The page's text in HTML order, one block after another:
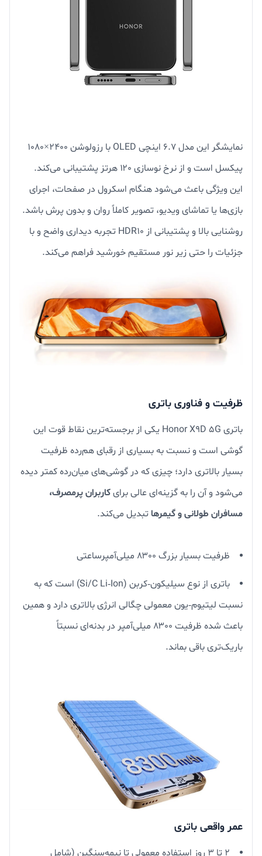
نمایشگر این مدل ۶.۷ اینچی OLED با رزولوشن ۲۴۰۰×۱۰۸۰
پیکسل است و از نرخ نوسازی ۱۲۰ هرتز پشتیبانی می‌کند.
این ویژگی باعث می‌شود هنگام اسکرول در صفحات، اجرای
بازی‌ها یا تماشای ویدیو، تصویر کاملاً روان و بدون پرش باشد.
روشنایی بالا و پشتیبانی از HDR10 تجربه دیداری واضح و با
جزئیات را حتی زیر نور مستقیم خورشید فراهم می‌کند.
ظرفیت و فناوری باتری
باتری Honor X9D 5G یکی از برجسته‌ترین نقاط قوت این
گوشی است و نسبت به بسیاری از رقبای هم‌رده ظرفیت
بسیار بالاتری دارد؛ چیزی که در گوشی‌های میان‌رده کمتر دیده
می‌شود و آن را به گزینه‌ای عالی برایکاربران پرمصرف،
مسافران طولانی و گیمرها تبدیل می‌کند.
ظرفیت بسیار بزرگ ۸۳۰۰ میلی‌آمپر‌ساعتی
باتری از نوع سیلیکون‑کربن (Si/C Li‑Ion) است که به
نسبت لیتیوم‑یون معمولی چگالی انرژی بالاتری دارد و همین
باعث شده ظرفیت ۸۳۰۰ میلی‌آمپر در بدنه‌ای نسبتاً
باریک‌تری باقی بماند.
عمر واقعی باتری
۲ تا ۳ روز استفاده معمولی تا نیمه‌سنگین (شامل